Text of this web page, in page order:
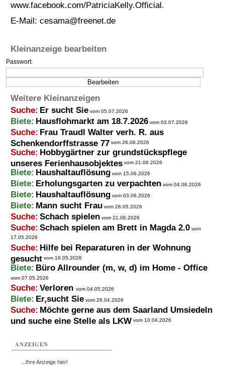
www.facebook.com/PatriciaKelly.Official.
E-Mail: cesama@freenet.de
Kleinanzeige bearbeiten
Passwort:
Weitere Kleinanzeigen
Suche: Er sucht Sie vom 05.07.2026
Biete: Hausflohmarkt am 18.7.2026 vom 03.07.2026
Suche: Frau Traudl Walter verh. R. aus
Schenkendorffstrasse 77 vom 26.06.2026
Suche: Hobbygärtner zur grundstückspflege
unseres Ferienhausobjektes vom 21.06.2026
Biete: Haushaltauflösung vom 15.06.2026
Biete: Erholungsgarten zu verpachten vom 04.06.2026
Biete: Haushaltauflösung vom 03.06.2026
Biete: Mann sucht Frau vom 26.05.2026
Suche: Schach spielen vom 21.06.2026
Suche: Schach spielen am Brett in Magda 2.0 vom
17.05.2026
Suche: Hilfe bei Reparaturen in der Wohnung
gesucht vom 16.05.2026
Biete: Büro Allrounder (m, w, d) im Home - Office
vom 07.05.2026
Suche: Verloren vom 04.05.2026
Biete: Er,sucht Sie vom 26.04.2026
Suche: Möchte gerne aus dem Saarland Umsiedeln
und suche eine Stelle als LKW vom 10.04.2026
ANZEIGEN
...Ihre Anzeige hier!